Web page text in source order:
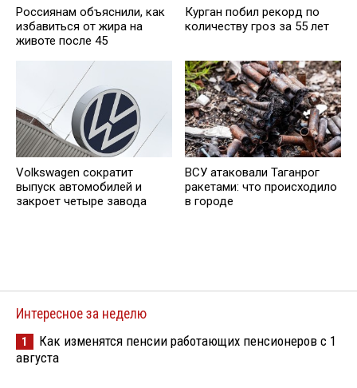
Россиянам объяснили, как
избавиться от жира на
животе после 45
Курган побил рекорд по
количеству гроз за 55 лет
Volkswagen сократит
выпуск автомобилей и
закроет четыре завода
ВСУ атаковали Таганрог
ракетами: что происходило
в городе
Интересное за неделю
1
Как изменятся пенсии работающих пенсионеров с 1
августа